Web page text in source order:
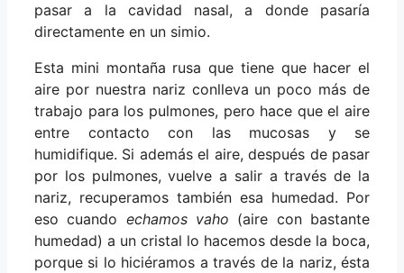
pasar a la cavidad nasal, a donde pasaría
directamente en un simio.
Esta mini montaña rusa que tiene que hacer el
aire por nuestra nariz conlleva un poco más de
trabajo para los pulmones, pero hace que el aire
entre contacto con las mucosas y se
humidifique. Si además el aire, después de pasar
por los pulmones, vuelve a salir a través de la
nariz, recuperamos también esa humedad. Por
eso cuando echamos vaho (aire con bastante
humedad) a un cristal lo hacemos desde la boca,
porque si lo hiciéramos a través de la nariz, ésta